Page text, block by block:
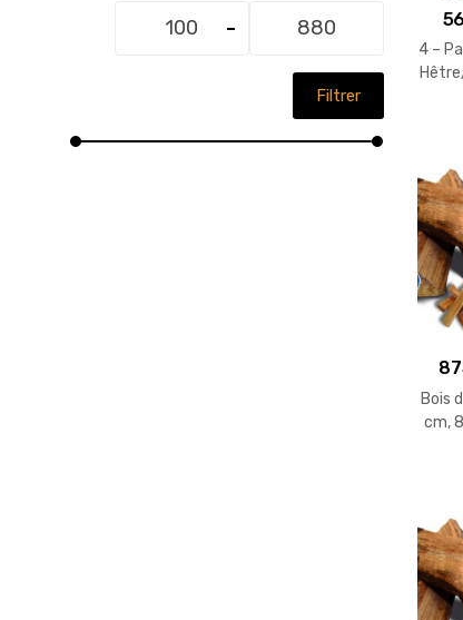
4 –
Bois
cm,
Filtrer